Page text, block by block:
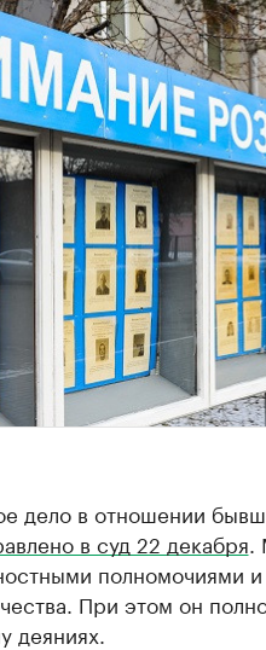
дело в отношении
в суд 22 декабря
полномочиями
При этом он
деяниях.